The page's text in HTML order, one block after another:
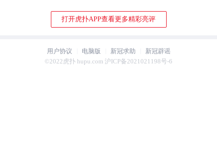
打开虎扑APP查看更多精彩亮评
用户协议 电脑版 新冠求助
新冠辟谣
©2022虎扑 hupu.com 沪ICP备2021021198号-6